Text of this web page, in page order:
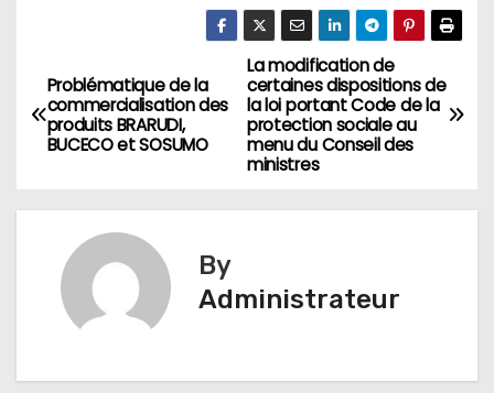
Navigation
de
La modification de
certaines dispositions de
la loi portant Code de la
protection sociale au
menu du Conseil des
ministres
Problématique de la
commercialisation des
produits BRARUDI,
BUCECO et SOSUMO
By
Administrateur